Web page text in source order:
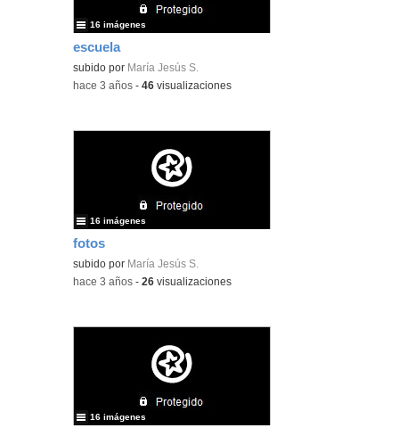
escuela
subido por María Jesús S.
16 imágenes
-hace 3 años -46 visualizaciones
fotos
subido por María Jesús S.
16 imágenes
-hace 3 años -26 visualizaciones
16 imágenes